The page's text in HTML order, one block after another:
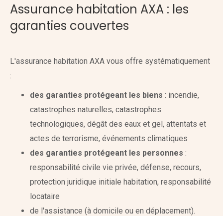
Assurance habitation AXA : les
garanties couvertes
L'assurance habitation AXA vous offre systématiquement
:
des garanties protégeant les biens : incendie,
catastrophes naturelles, catastrophes
technologiques, dégât des eaux et gel, attentats et
actes de terrorisme, événements climatiques
des garanties protégeant les personnes :
responsabilité civile vie privée, défense, recours,
protection juridique initiale habitation, responsabilité
locataire
de l'assistance (à domicile ou en déplacement).